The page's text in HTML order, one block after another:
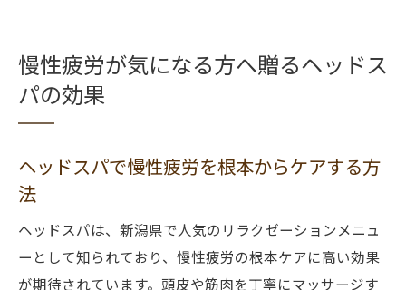
慢性疲労が気になる方へ贈るヘッドス
パの効果
ヘッドスパで慢性疲労を根本からケアする方
法
ヘッドスパは、新潟県で人気のリラクゼーションメニュ
ーとして知られており、慢性疲労の根本ケアに高い効果
が期待されています。頭皮や筋肉を丁寧にマッサージす